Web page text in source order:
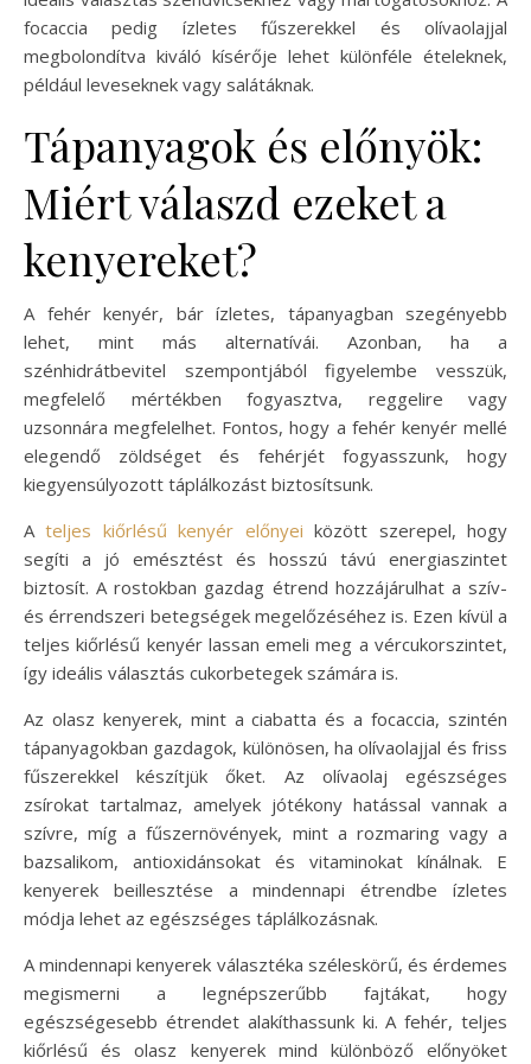
focaccia pedig ízletes fűszerekkel és olívaolajjal
megbolondítva kiváló kísérője lehet különféle ételeknek,
például leveseknek vagy salátáknak.
Tápanyagok és előnyök:
Miért válaszd ezeket a
kenyereket?
A fehér kenyér, bár ízletes, tápanyagban szegényebb
lehet, mint más alternatívái. Azonban, ha a
szénhidrátbevitel szempontjából figyelembe vesszük,
megfelelő mértékben fogyasztva, reggelire vagy
uzsonnára megfelelhet. Fontos, hogy a fehér kenyér mellé
elegendő zöldséget és fehérjét fogyasszunk, hogy
kiegyensúlyozott táplálkozást biztosítsunk.
Ateljes kiőrlésű kenyér előnyei között szerepel, hogy
segíti a jó emésztést és hosszú távú energiaszintet
biztosít. A rostokban gazdag étrend hozzájárulhat a szív-
és érrendszeri betegségek megelőzéséhez is. Ezen kívül a
teljes kiőrlésű kenyér lassan emeli meg a vércukorszintet,
így ideális választás cukorbetegek számára is.
Az olasz kenyerek, mint a ciabatta és a focaccia, szintén
tápanyagokban gazdagok, különösen, ha olívaolajjal és friss
fűszerekkel készítjük őket. Az olívaolaj egészséges
zsírokat tartalmaz, amelyek jótékony hatással vannak a
szívre, míg a fűszernövények, mint a rozmaring vagy a
bazsalikom, antioxidánsokat és vitaminokat kínálnak. E
kenyerek beillesztése a mindennapi étrendbe ízletes
módja lehet az egészséges táplálkozásnak.
A mindennapi kenyerek választéka széleskörű, és érdemes
megismerni a legnépszerűbb fajtákat, hogy
egészségesebb étrendet alakíthassunk ki. A fehér, teljes
kiőrlésű és olasz kenyerek mind különböző előnyöket